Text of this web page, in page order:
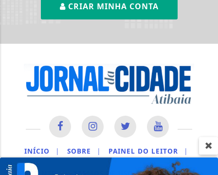
CRIAR MINHA CONTA
INÍCIO | SOBRE | PAINEL DO LEITOR |
EXPEDIENTE | TERMOS DE USO E PRIVACIDADE |